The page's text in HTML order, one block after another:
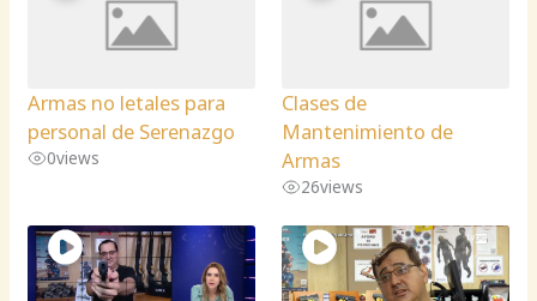
Armas no letales para
personal de Serenazgo
0views
Clases de
Mantenimiento de
Armas
26views